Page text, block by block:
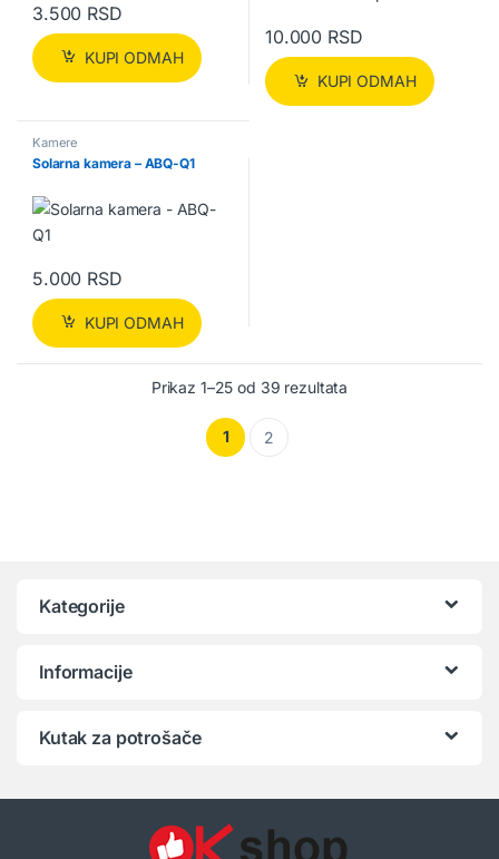
3.500 RSD
KUPI ODMAH
10.000 RSD
KUPI ODMAH
Kamere
Solarna kamera – ABQ-Q1
5.000 RSD
KUPI ODMAH
Prikaz 1–25 od 39 rezultata
1 2
Kategorije
Informacije
Kutak za potrošače